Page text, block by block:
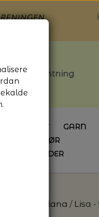
afhentning
GARN
SYTILBEHØR
ÅBNINGSTIDER
Jazz - Filcolana Lisa